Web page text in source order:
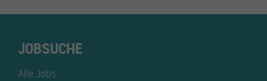
JOBSUCHE
Alle Jobs